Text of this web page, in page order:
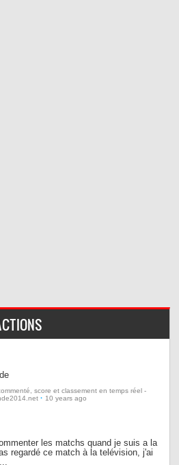
score et classement en temps réel -
· 10 years ago
les matchs quand je suis a la
regardé ce match à la telévision, j'ai